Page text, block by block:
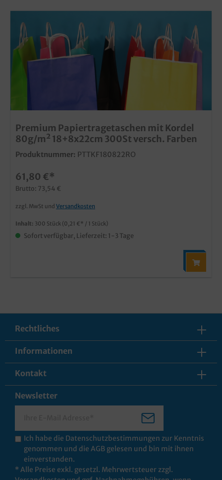
Premium Papiertragetaschen mit Kordel
80g/m² 18+8x22cm 300St versch. Farben
Produktnummer: PTTKF180822RO
61,80 €*
Brutto: 73,54 €
zzgl. MwSt und Versandkosten
Inhalt: 300 Stück (0,21 €* / 1 Stück)
Sofort verfügbar, Lieferzeit: 1-3 Tage
Rechtliches
Informationen
Kontakt
Newsletter
Ich habe die Datenschutzbestimmungen zur Kenntnis
genommen und die AGB gelesen und bin mit ihnen
einverstanden.
* Alle Preise exkl. gesetzl. Mehrwertsteuer zzgl.